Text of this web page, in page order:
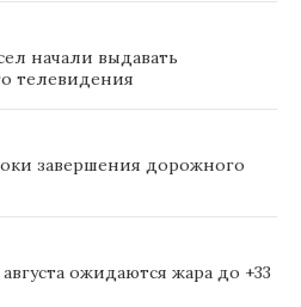
начали выдавать
телевидения
завершения дорожного
ожидаются жара до +33